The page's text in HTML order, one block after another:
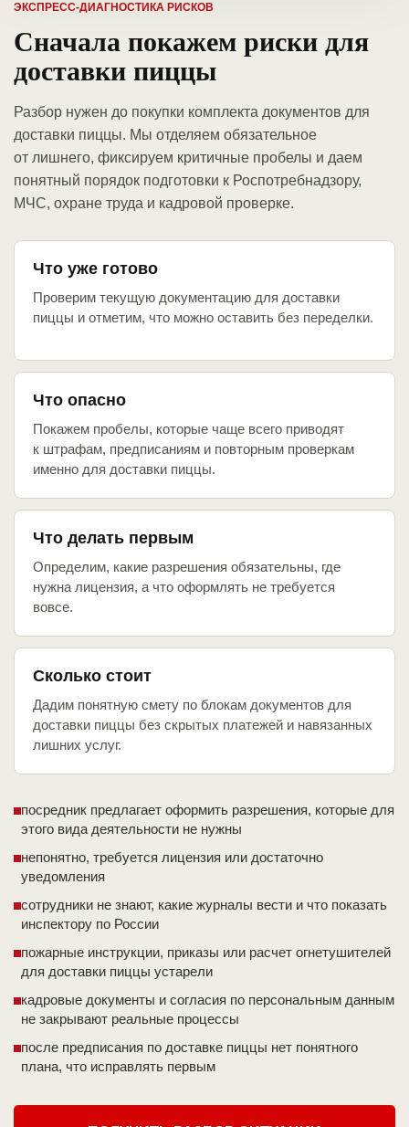
ЭКСПРЕСС-ДИАГНОСТИКА РИСКОВ
Сначала покажем риски для
доставки пиццы
Разбор нужен до покупки комплекта документов для
доставки пиццы. Мы отделяем обязательное
от лишнего, фиксируем критичные пробелы и даем
понятный порядок подготовки к Роспотребнадзору,
МЧС, охране труда и кадровой проверке.
Что уже готово
Проверим текущую документацию для доставки
пиццы и отметим, что можно оставить без переделки.
Что опасно
Покажем пробелы, которые чаще всего приводят
к штрафам, предписаниям и повторным проверкам
именно для доставки пиццы.
Что делать первым
Определим, какие разрешения обязательны, где
нужна лицензия, а что оформлять не требуется
вовсе.
Сколько стоит
Дадим понятную смету по блокам документов для
доставки пиццы без скрытых платежей и навязанных
лишних услуг.
посредник предлагает оформить разрешения, которые для
этого вида деятельности не нужны
непонятно, требуется лицензия или достаточно
уведомления
сотрудники не знают, какие журналы вести и что показать
инспектору по России
пожарные инструкции, приказы или расчет огнетушителей
для доставки пиццы устарели
кадровые документы и согласия по персональным данным
не закрывают реальные процессы
после предписания по доставке пиццы нет понятного
плана, что исправлять первым